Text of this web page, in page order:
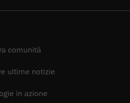
comunità
ultime notizie
in azione